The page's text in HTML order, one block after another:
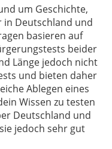
um Geschichte,
in Deutschland und
basieren auf
beider
Länge jedoch nicht
und bieten daher
Ablegen eines
Wissen zu testen
Deutschland und
jedoch sehr gut